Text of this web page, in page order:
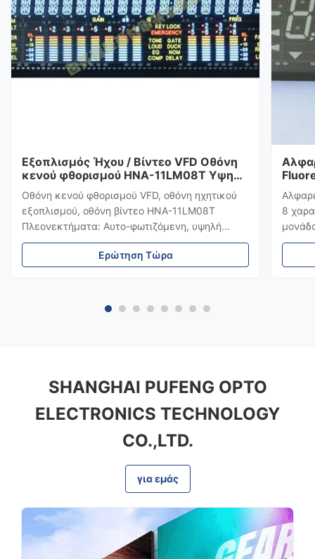
Εξοπλισμός Ήχου / Βίντεο VFD Οθόνη
κενού φθορισμού HNA-11LM08T Υψηλή
φωτεινότητα
Οθόνη κενού φθορισμού VFD, οθόνη ηχητικού
εξοπλισμού, οθόνη βίντεο HNA-11LM08T
Πλεονεκτήματα: Αυτο-φωτιζόμενη, υψηλή
φωτεινότητα και αναλογία αντίθεσης, ευρεία
γωνία θέασης Ποικιλία χρωμάτων Εξαιρετική
χαμηλή τάση με χ...
Ερώτηση Τώρα
8
SHANGHAI PUFENG OPTO
ELECTRONICS TECHNOLOGY
CO.,LTD.
για εμάς